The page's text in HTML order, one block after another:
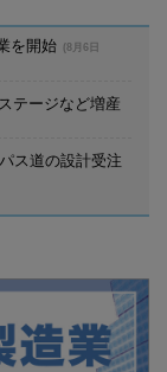
を開始
(8月6日
テージなど増産
ス道の設計受注